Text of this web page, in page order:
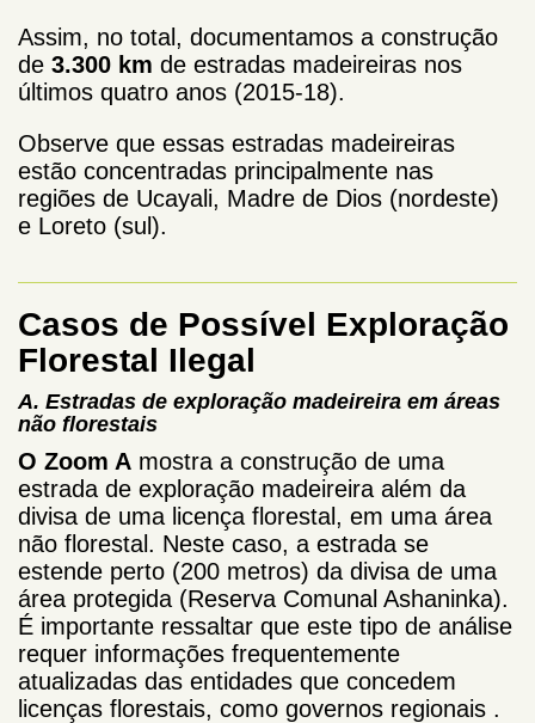
Assim, no total, documentamos a construção
de 3.300 km de estradas madeireiras nos
últimos quatro anos (2015-18).
Observe que essas estradas madeireiras
estão concentradas principalmente nas
regiões de Ucayali, Madre de Dios (nordeste)
e Loreto (sul).
Casos de Possível Exploração
Florestal Ilegal
A. Estradas de exploração madeireira em áreas
não florestais
O Zoom A mostra a construção de uma
estrada de exploração madeireira além da
divisa de uma licença florestal, em uma área
não florestal. Neste caso, a estrada se
estende perto (200 metros) da divisa de uma
área protegida (Reserva Comunal Ashaninka).
É importante ressaltar que este tipo de análise
requer informações frequentemente
atualizadas das entidades que concedem
licenças florestais, como governos regionais .